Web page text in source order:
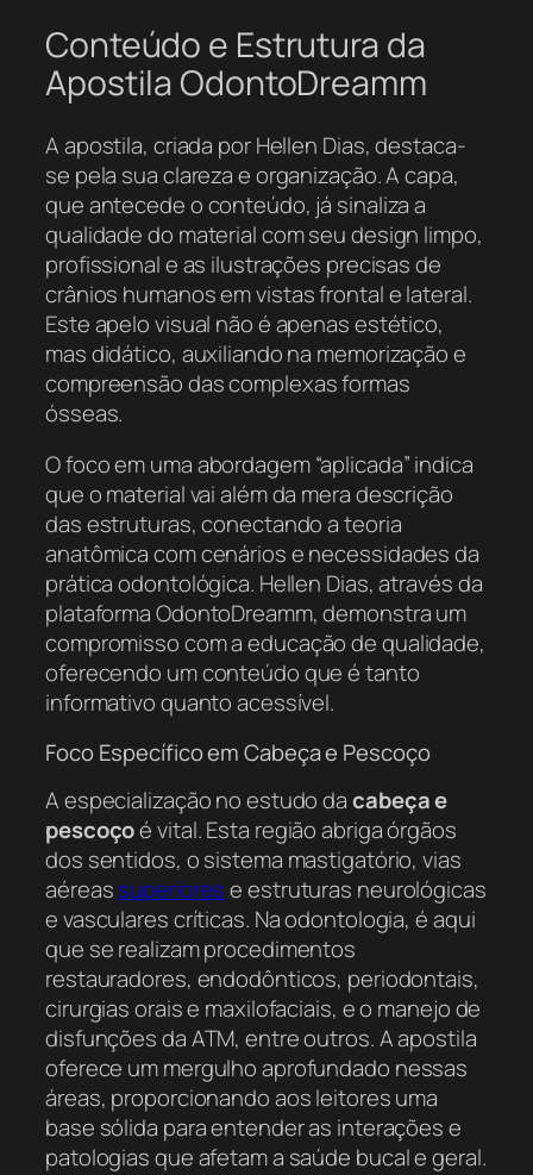
Conteúdo e Estrutura da
Apostila OdontoDreamm
A apostila, criada por Hellen Dias, destaca-
se pela sua clareza e organização. A capa,
que antecede o conteúdo, já sinaliza a
qualidade do material com seu design limpo,
profissional e as ilustrações precisas de
crânios humanos em vistas frontal e lateral.
Este apelo visual não é apenas estético,
mas didático, auxiliando na memorização e
compreensão das complexas formas
ósseas.
O foco em uma abordagem “aplicada” indica
que o material vai além da mera descrição
das estruturas, conectando a teoria
anatômica com cenários e necessidades da
prática odontológica. Hellen Dias, através da
plataforma OdontoDreamm, demonstra um
compromisso com a educação de qualidade,
oferecendo um conteúdo que é tanto
informativo quanto acessível.
Foco Específico em Cabeça e Pescoço
A especialização no estudo dacabeça e
pescoçoé vital. Esta região abriga órgãos
dos sentidos, o sistema mastigatório, vias
aéreassuperiorese estruturas neurológicas
e vasculares críticas. Na odontologia, é aqui
que se realizam procedimentos
restauradores, endodônticos, periodontais,
cirurgias orais e maxilofaciais, e o manejo de
disfunções da ATM, entre outros. A apostila
oferece um mergulho aprofundado nessas
áreas, proporcionando aos leitores uma
base sólida para entender as interações e
patologias que afetam a saúde bucal e geral.